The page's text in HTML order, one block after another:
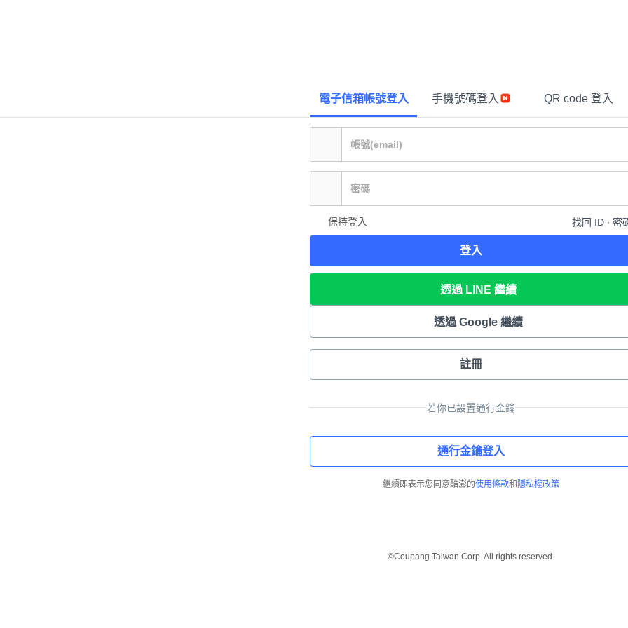
電子信箱帳號登入 手機號碼登入 QR code 登入
保持登入 找回 ID ∙ 密
登入
透過 LINE 繼續
透過 Google 繼續
註冊
若你已設置通行金鑰
通行金鑰登入
繼續即表示您同意酷澎的使用條款和 隱私權政策
©Coupang Taiwan Corp. All rights reserved.